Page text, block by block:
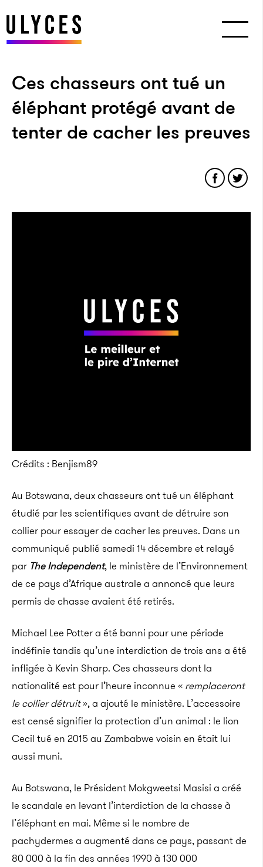
Ces chasseurs ont tué un
éléphant protégé avant de
tenter de cacher les preuves
Crédits : Benjism89
Au Botswana, deux chasseurs ont tué un éléphant
étudié par les scientifiques avant de détruire son
collier pour essayer de cacher les preuves. Dans un
communiqué publié samedi 14 décembre et relayé
par The Independent, le ministère de l’Environnement
de ce pays d’Afrique australe a annoncé que leurs
permis de chasse avaient été retirés.
Michael Lee Potter a été banni pour une période
indéfinie tandis qu’une interdiction de trois ans a été
infligée à Kevin Sharp. Ces chasseurs dont la
nationalité est pour l’heure inconnue « remplaceront
le collier détruit», a ajouté le ministère. L’accessoire
est censé signifier la protection d’un animal : le lion
Cecil tué en 2015 au Zambabwe voisin en était lui
aussi muni.
Au Botswana, le Président Mokgweetsi Masisi a créé
le scandale en levant l’interdiction de la chasse à
l’éléphant en mai. Même si le nombre de
pachydermes a augmenté dans ce pays, passant de
80 000 à la fin des années 1990 à 130 000